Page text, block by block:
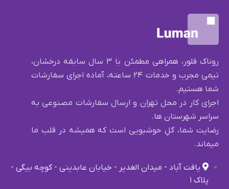
روناک فلور، همراهی مطمئن با ۳ سال سابقه درخشان،
تیمی مجرب و خدمات ۲۴ ساعته، آماده اجرای سفارشات
شما هستیم.
اجرای کار در محل تهران و ارسال سفارشات مصنوعی به
سراسر شهرستان ها.
رضایت شما، گلِ خوشبویی است که همیشه در قلب ما
میماند.
یافت آباد - میدان الغدیر - خیابان عابدینی - کوچه بیگی -
پلاک ۱